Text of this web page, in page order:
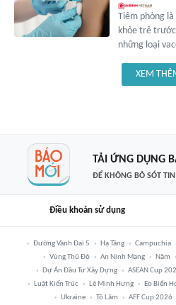
Tiêm phòng
khỏe trẻ
những loại
XEM
TẢI ỨNG DỤNG
ĐỂ KHÔNG BỎ SÓT
Điều khoản sử dụng
Đường Vành Đai 5 Hạ Tầng Campuchia
Vùng Thủ Đô
An Ninh Mạng Năm
Dự Án Đầu Tư Xây Dựng
ASEAN Cup
Luật Kiến Trúc
Lê Minh Hưng Eo Biển
Ukraine
Tô Lâm AFF Cup 2026